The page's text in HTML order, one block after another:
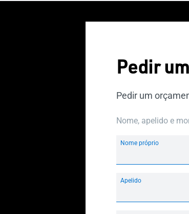
Pedir
Pedir um
Nome, apelido e
Nome próprio
Apelido